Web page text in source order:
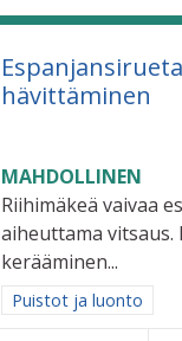
hävittäminen
MAHDOLLINEN
Riihimäkeä vaivaa
aiheuttama vitsaus.
kerääminen...
Rajaa tulokset
Puistot ja luonto